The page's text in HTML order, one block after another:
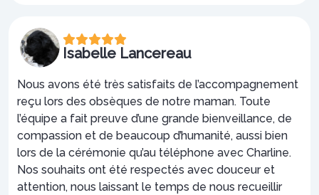
Isabelle Lancereau
Nous avons été très satisfaits de l’accompagnement
reçu lors des obsèques de notre maman. Toute
l’équipe a fait preuve d’une grande bienveillance, de
compassion et de beaucoup d’humanité, aussi bien
lors de la cérémonie qu’au téléphone avec Charline.
Nos souhaits ont été respectés avec douceur et
attention, nous laissant le temps de nous recueillir